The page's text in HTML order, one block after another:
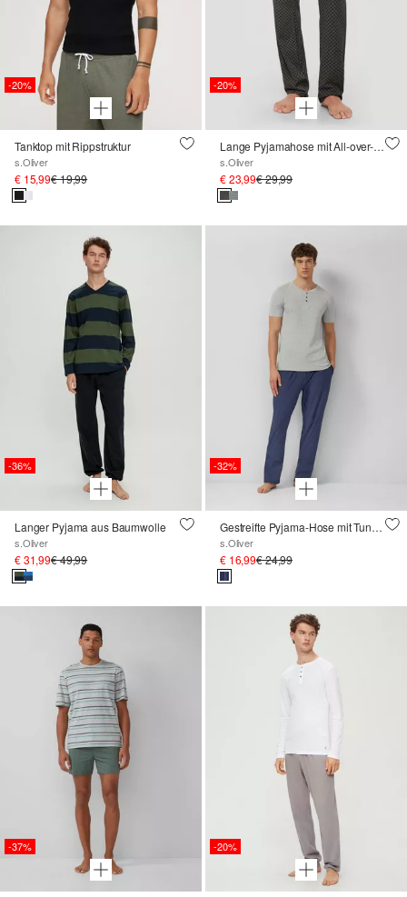
-20%
Tanktop mit Rippstruktur
s.Oliver
€ 15,99€ 19,99
-20%
Lange Pyjamahose mit All-over-Print
s.Oliver
€ 23,99€ 29,99
-36%
Langer Pyjama aus Baumwolle
s.Oliver
€ 31,99€ 49,99
-32%
Gestreifte Pyjama-Hose mit Tunnelzugbund
s.Oliver
€ 16,99€ 24,99
-37% -20%